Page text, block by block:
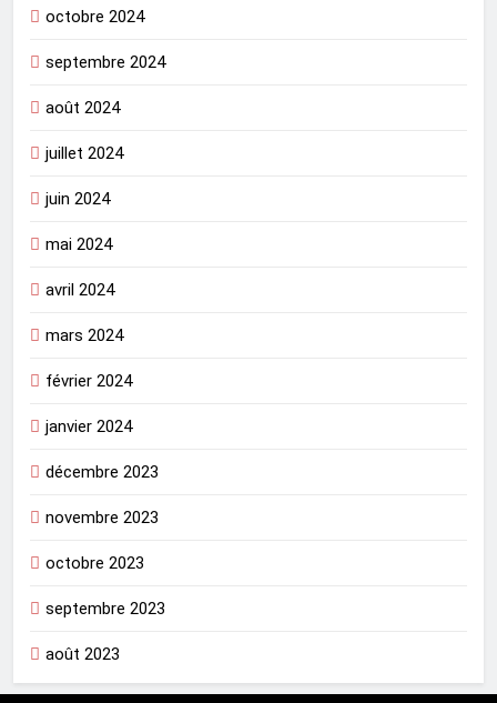
octobre 2024
septembre 2024
août 2024
juillet 2024
juin 2024
mai 2024
avril 2024
mars 2024
février 2024
janvier 2024
décembre 2023
novembre 2023
octobre 2023
septembre 2023
août 2023